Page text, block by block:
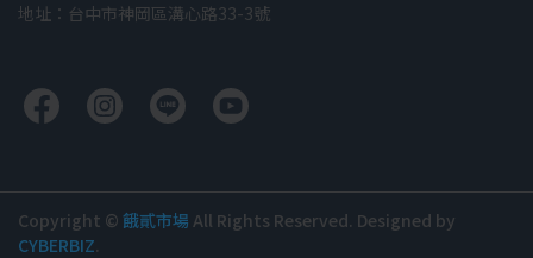
地址：台中市神岡區溝心路33-3號
Copyright © 餓貳市場 All Rights Reserved. Designed by
CYBERBIZ.